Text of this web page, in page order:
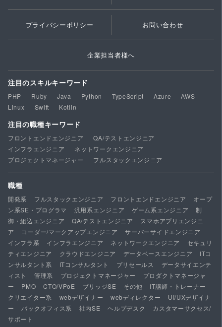
プライバシーポリシー お問い合わせ
企業担当者様へ
注目のスキルキーワード
PHP Ruby Java Python TypeScript Azure
AWS
Linux
Swift Kotlin
注目の職種キーワード
フロントエンドエンジニア
QA/テストエンジニア
インフラエンジニア
ネットワークエンジニア
プロジェクトマネージャー
フルスタックエンジニア
職種
開発系 フルスタックエンジニア フロントエンドエンジニア
オープ
ン系SE・プログラマ
汎用系エンジニア ゲーム系エンジニア
制
御・組込エンジニア
QA/テストエンジニア
スマホアプリエンジニ
ア
コーダー/マークアップエンジニア
サーバーサイドエンジニア
インフラ系
インフラエンジニア ネットワークエンジニア
セキュリ
ティエンジニア
クラウドエンジニア データベースエンジニア
ITコ
ンサルタント系
ITコンサルタント プリセールス
データサイエンテ
ィスト
管理系 プロジェクトマネージャー
プロダクトマネージャ
ー
PMO CTO/VPoE ブリッジSE その他
IT講師・トレーナー
クリエイター系
webデザイナー webディレクター
UI/UXデザイナ
ー
バックオフィス系 社内SE ヘルプデスク
カスタマーサクセス/
サポート